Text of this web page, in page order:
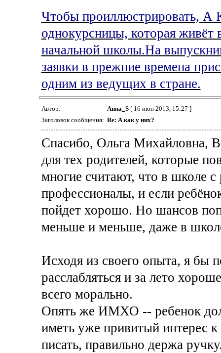
Чтобы проиллюстрировать,
однокурсницы, которая живёт
начальной школы.На
заявки в прежние времена
одним из ведущих в стране.
Автор: Anna_S[ 16 июн 2013, 15:27 ]
Заголовок сообщения: Re: А как у них?
Спасибо, Ольга Михайловна,
для тех родителей, которые
многие считают, что в школе с
профессионалы, и если
пойдет хорошо. Но шансов
меньше и меньше, даже в
Исходя из своего опыта, я бы
расслабляться и за лето
всего морально.
Опять же ИМХО -- ребенок
иметь уже привитый интерес
писать, правильно держа